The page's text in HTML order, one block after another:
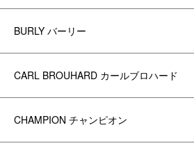
BURLY バーリー
CARL BROUHARD カールブロハード
CHAMPION チャンピオン